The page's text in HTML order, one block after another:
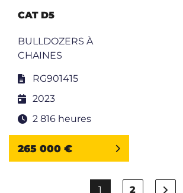
CAT D5
BULLDOZERS À
CHAINES
RG901415
2023
2 816 heures
265 000 €
1 2